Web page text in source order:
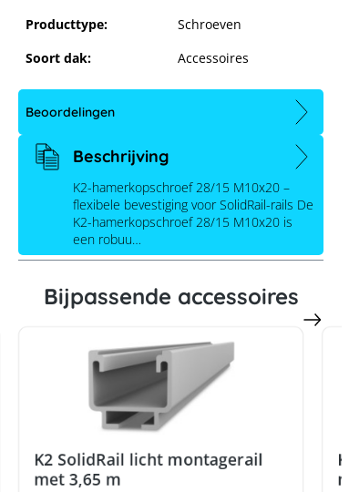
K2 Hamerbout 28/15 M10
Producttype:
Schroeven
Soort dak:
Accessoires
Beoordelingen
Beschrijving
K2-hamerkopschroef 28/15 M10x20 –
flexibele bevestiging voor SolidRail-rails De
K2-hamerkopschroef 28/15 M10x20 is
een robuu…
Bijpassende accessoires
K2 SolidRail licht montagerail
met 3,65 m